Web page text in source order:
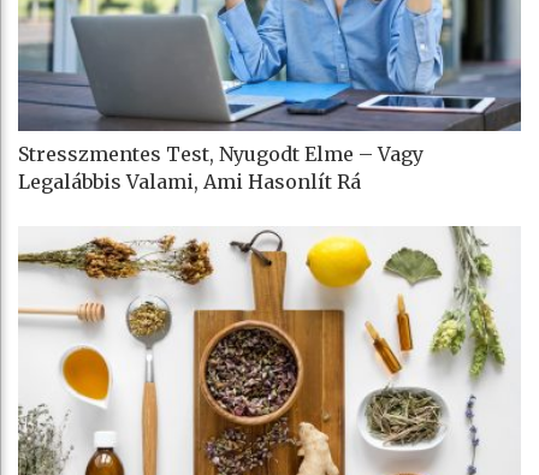
Stresszmentes Test, Nyugodt Elme – Vagy
Legalábbis Valami, Ami Hasonlít Rá